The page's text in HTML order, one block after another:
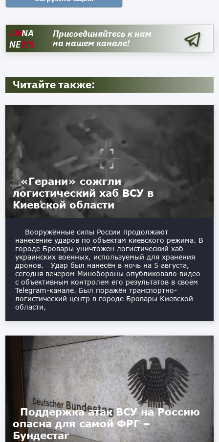
ANNA
NEWS
Присоединяйтесь к нам
на нашем канале!
Читайте также:
«Герани» сожгли
логистический хаб ВСУ в
Киевской области
Вооружённые силы России продолжают
нанесение ударов по объектам киевского режима. В
городе Бровары уничтожен логистический хаб
украинских военных, используемый для хранения
дронов. Удар был нанесён в ночь на 5 августа,
сегодня вечером Минобороны опубликовало видео
с объективным контролем его результатов в своём
Telegram-канале. Был поражён транспортно-
логистический центр в городе Бровары Киевской
области,
Поддержка атак ВСУ на Россию
опасна для самой ФРГ –
Бундестаг